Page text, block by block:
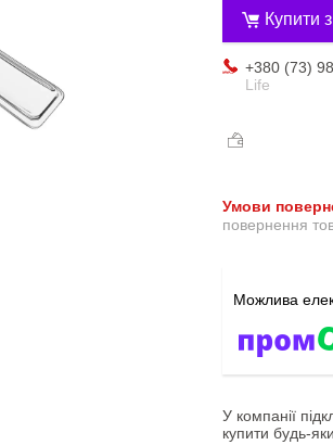
Купити з
+380 (73)
Life
повернення
У компанії
купити будь-